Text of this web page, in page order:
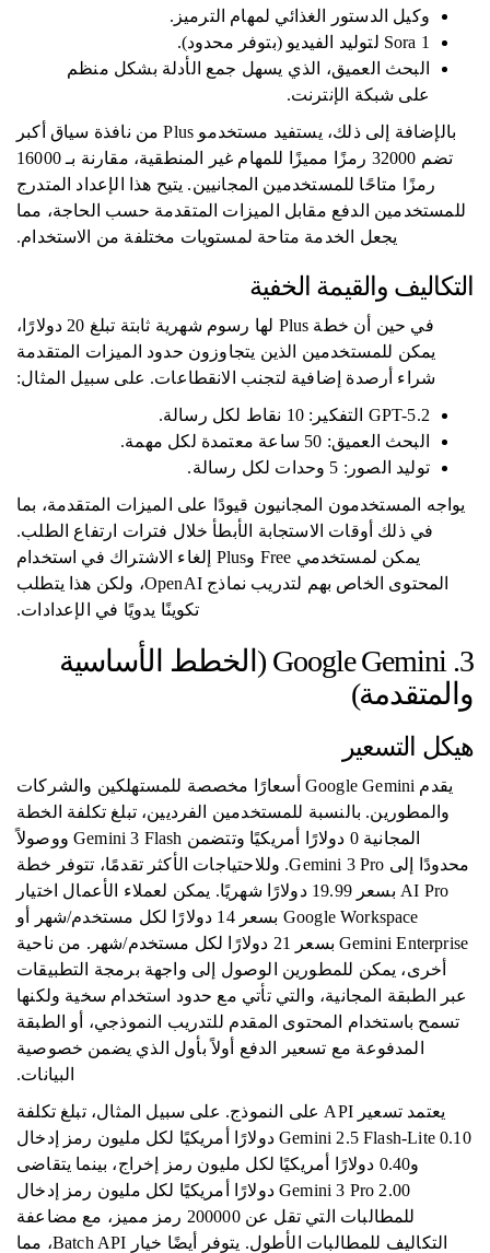
وكيل الدستور الغذائي لمهام الترميز.
Sora 1 لتوليد الفيديو (بتوفر محدود).
البحث العميق، الذي يسهل جمع الأدلة بشكل منظم
على شبكة الإنترنت.
بالإضافة إلى ذلك، يستفيد مستخدمو Plus من نافذة سياق أكبر
تضم 32000 رمزًا مميزًا للمهام غير المنطقية، مقارنة بـ 16000
رمزًا متاحًا للمستخدمين المجانيين. يتيح هذا الإعداد المتدرج
للمستخدمين الدفع مقابل الميزات المتقدمة حسب الحاجة، مما
يجعل الخدمة متاحة لمستويات مختلفة من الاستخدام.
التكاليف والقيمة الخفية
في حين أن خطة Plus لها رسوم شهرية ثابتة تبلغ 20 دولارًا،
يمكن للمستخدمين الذين يتجاوزون حدود الميزات المتقدمة
شراء أرصدة إضافية لتجنب الانقطاعات. على سبيل المثال:
GPT-5.2 التفكير: 10 نقاط لكل رسالة.
البحث العميق: 50 ساعة معتمدة لكل مهمة.
توليد الصور: 5 وحدات لكل رسالة.
يواجه المستخدمون المجانيون قيودًا على الميزات المتقدمة، بما
في ذلك أوقات الاستجابة الأبطأ خلال فترات ارتفاع الطلب.
يمكن لمستخدمي Free وPlus إلغاء الاشتراك في استخدام
المحتوى الخاص بهم لتدريب نماذج OpenAI، ولكن هذا يتطلب
تكوينًا يدويًا في الإعدادات.
3. Google Gemini (الخطط الأساسية
والمتقدمة)
هيكل التسعير
يقدم Google Gemini أسعارًا مخصصة للمستهلكين والشركات
والمطورين. بالنسبة للمستخدمين الفرديين، تبلغ تكلفة الخطة
المجانية 0 دولارًا أمريكيًا وتتضمن Gemini 3 Flash ووصولاً
محدودًا إلى Gemini 3 Pro. وللاحتياجات الأكثر تقدمًا، تتوفر خطة
AI Pro بسعر 19.99 دولارًا شهريًا. يمكن لعملاء الأعمال اختيار
Google Workspace بسعر 14 دولارًا لكل مستخدم/شهر أو
Gemini Enterprise بسعر 21 دولارًا لكل مستخدم/شهر. من ناحية
أخرى، يمكن للمطورين الوصول إلى واجهة برمجة التطبيقات
عبر الطبقة المجانية، والتي تأتي مع حدود استخدام سخية ولكنها
تسمح باستخدام المحتوى المقدم للتدريب النموذجي، أو الطبقة
المدفوعة مع تسعير الدفع أولاً بأول الذي يضمن خصوصية
البيانات.
يعتمد تسعير API على النموذج. على سبيل المثال، تبلغ تكلفة
Gemini 2.5 Flash-Lite 0.10 دولارًا أمريكيًا لكل مليون رمز إدخال
و0.40 دولارًا أمريكيًا لكل مليون رمز إخراج، بينما يتقاضى
Gemini 3 Pro 2.00 دولارًا أمريكيًا لكل مليون رمز إدخال
للمطالبات التي تقل عن 200000 رمز مميز، مع مضاعفة
التكاليف للمطالبات الأطول. يتوفر أيضًا خيار Batch API، مما